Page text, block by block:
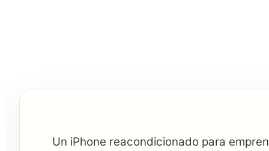
Un iPhone reacondicionado para